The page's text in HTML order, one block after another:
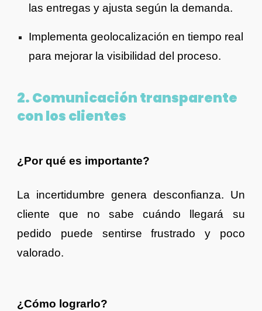
las entregas y ajusta según la demanda.
Implementa geolocalización en tiempo real
para mejorar la visibilidad del proceso.
2. Comunicación transparente
con los clientes
¿Por qué es importante?
La incertidumbre genera desconfianza. Un
cliente que no sabe cuándo llegará su
pedido puede sentirse frustrado y poco
valorado.
¿Cómo lograrlo?